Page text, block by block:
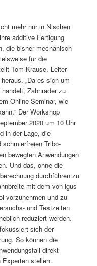
mehr nur in Nischen
additive Fertigung
die bisher mechanisch
für die
Tom Krause, Leiter
„Da es sich um
Zahnräder zu
Online-Seminar, wie
Der Workshop
2020 um 10 Uhr
in der Lage, die
Tribo-
bewegten Anwendungen
Und das, ohne die
durchführen zu
mit dem von igus
vorzunehmen und zu
und Testzeiten
reduziert werden.
sich der
So können die
direkt
Experten stellen.